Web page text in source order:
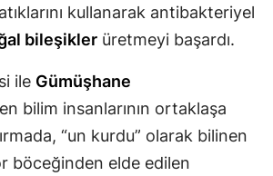
İstanbul
İzmir
kullanarak antibakteriyel
bileşikler üretmeyi başardı.
ile Gümüşhane
bilim insanlarının ortaklaşa
“un kurdu” olarak bilinen
böceğinden elde edilen